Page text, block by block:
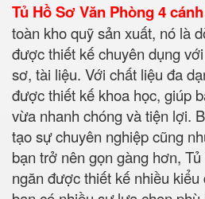
Tủ Hồ Sơ Văn Phòng 4
toàn kho quỹ sản xuất, nó là
được thiết kế chuyên dụng
sơ, tài liệu. Với chất liệu đa
được thiết kế khoa học, giúp
vừa nhanh chóng và tiện lợi.
tạo sự chuyên nghiệp cũng
bạn trở nên gọn gàng hơn,
ngăn được thiết kế nhiều